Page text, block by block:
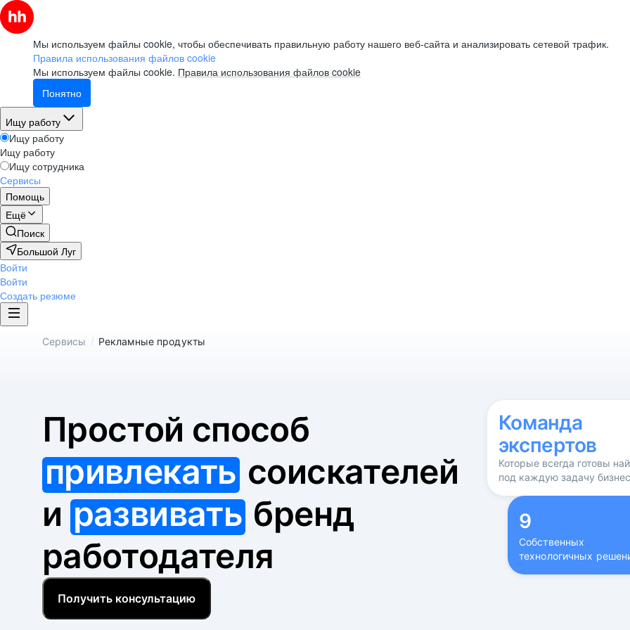
Мы используем файлы cookie, чтобы обеспечивать правильную работу нашего веб-сайта и анализировать сетевой трафик.
Правила использования файлов cookie
Мы используем файлы cookie. Правила использования файлов cookie
Понятно
Ищу работу
Ищу работу
Ищу работу
Ищу сотрудника
Сервисы
Помощь
Ещё
Поиск
Большой Луг
Войти
Войти
Создать резюме
Сервисы / Рекламные продукты
Простой способ
привлекатьсоискателей
и развивать бренд
работодателя
Получить консультацию
Команда
экспертов
Которые всегда готовы
под каждую задачу
9
Собственных
технологичных